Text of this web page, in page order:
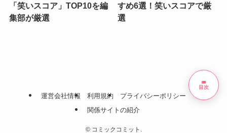
「笑いスコア」TOP10を編
集部が厳選
すめ6選！笑いスコアで厳
選
運営会社情報 利用規約
プライバシーポリシー
関係サイトの紹介
©コミックコミット.
list
目次